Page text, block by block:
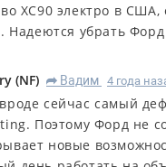
ХС90 электро в
Надеются убрать
(NF) R Вадим 4 года
сейчас самый
Поэтому Форд не
новые